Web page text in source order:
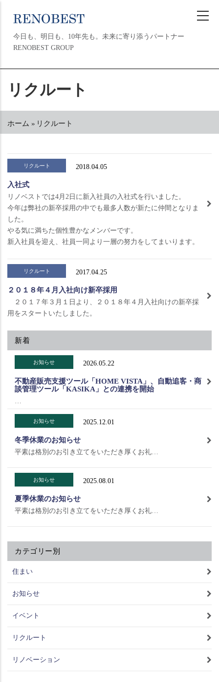
今日も、明日も、10年先も。未来に寄り添うパートナー
RENOBEST GROUP
NAVIGATION
リクルート
パ
く
ホーム » リクルート
リクルート 2018.04.05
入社式
リノベストでは4月2日に新入社員の入社式を行いました。
今年は弊社の新卒採用の中でも最多人数が新たに仲間となりま
した。
やる気に満ちた個性豊かなメンバーです。
新入社員を迎え、社員一同より一層の努力をしてまいります。
リクルート 2017.04.25
２０１８年４月入社向け新卒採用
２０１７年３月１日より、２０１８年４月入社向けの新卒採
用をスタートいたしました。
新着
お知らせ 2026.05.22
不動産販売支援ツール「HOME VISTA」、自動追客・商
談管理ツール「KASIKA」との連携を開始
お知らせ 2025.12.01
冬季休業のお知らせ
平素は格別のお引き立てをいただき厚くお礼…
お知らせ 2025.08.01
夏季休業のお知らせ
平素は格別のお引き立てをいただき厚くお礼…
カテゴリー別
住まい
お知らせ
イベント
リクルート
リノベーション